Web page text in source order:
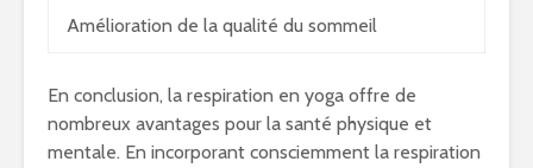
Amélioration de la qualité du sommeil
En conclusion, la respiration en yoga offre de
nombreux avantages pour la santé physique et
mentale. En incorporant consciemment la respiration